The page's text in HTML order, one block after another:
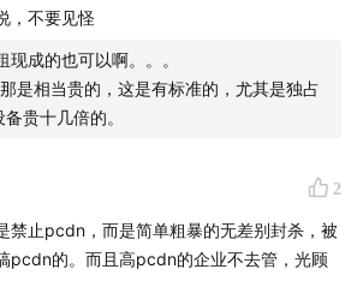
，不要见怪
现成的也可以啊。。。
是相当贵的，这是有标准的，尤其是独占
贵十几倍的。
2
禁止pcdn，而是简单粗暴的无差别封杀，被
pcdn的。而且高pcdn的企业不去管，光顾